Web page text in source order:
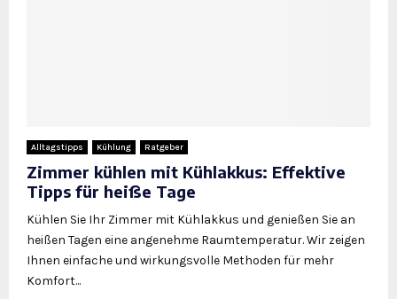
Alltagstipps Kühlung Ratgeber
Zimmer kühlen mit Kühlakkus: Effektive
Tipps für heiße Tage
Kühlen Sie Ihr Zimmer mit Kühlakkus und genießen Sie an
heißen Tagen eine angenehme Raumtemperatur. Wir zeigen
Ihnen einfache und wirkungsvolle Methoden für mehr
Komfort...